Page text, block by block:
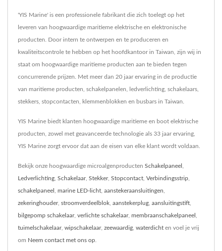
'YIS Marine' is een professionele fabrikant die zich toelegt op het
leveren van hoogwaardige maritieme elektrische en elektronische
producten. Door intern te ontwerpen en te produceren en
kwaliteitscontrole te hebben op het hoofdkantoor in Taiwan, zijn wij in
staat om hoogwaardige maritieme producten aan te bieden tegen
concurrerende prijzen. Met meer dan 20 jaar ervaring in de productie
van maritieme producten, schakelpanelen, ledverlichting, schakelaars,
stekkers, stopcontacten, klemmenblokken en busbars in Taiwan.
YIS Marine biedt klanten hoogwaardige maritieme en boot elektrische
producten, zowel met geavanceerde technologie als 33 jaar ervaring,
YIS Marine zorgt ervoor dat aan de eisen van elke klant wordt voldaan.
Bekijk onze hoogwaardige microalgenproducten Schakelpaneel
Ledverlichting Schakelaar, Stekker, Stopcontact Verbindingsstrip
schakelpaneel marine LED-licht aanstekeraansluitingen
zekeringhouder, stroomverdeelblok aanstekerplug aansluitingstift
bilgepomp schakelaar, verlichte schakelaar, membraanschakelpaneel
tuimelschakelaar, wipschakelaar, zeewaardig waterdicht en voel je vrij
om Neem contact met ons op